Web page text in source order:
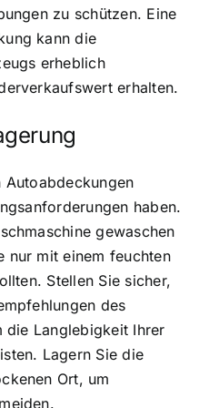
zu schützen. Eine
kann die
erheblich
erhalten.
Autoabdeckungen
haben.
gewaschen
nur mit einem feuchten
Stellen Sie sicher,
des
die Langlebigkeit Ihrer
Lagern Sie die
Ort, um